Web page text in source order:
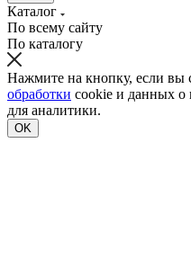
Каталог
По всему сайту
По каталогу
Нажмите на кнопку, если вы
обработки cookie и данных о
для аналитики.
OK